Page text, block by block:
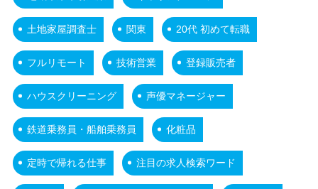
土地家屋調査士 関東 20代 初めて転職
フルリモート 技術営業 登録販売者
ハウスクリーニング 声優マネージャー
鉄道乗務員・船舶乗務員 化粧品
定時で帰れる仕事 注目の求人検索ワード